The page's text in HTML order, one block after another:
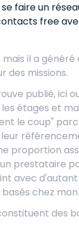
faire un
free
mais il a
des missions.
publié, ici
étages et
le coup"
proportion
prestataire
avec
chez
des